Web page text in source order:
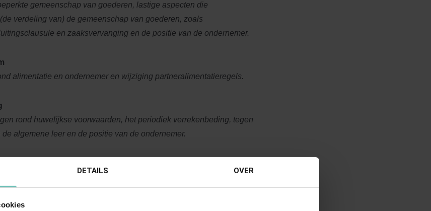
DETAILS OVER
gemeenschap van goederen, lastige aspecten die
verdeling van) de gemeenschap van goederen, zoals
en zaaksvervanging en de positie van de ondernemer.
alimentatie en ondernemer en wijziging partneralimentatieregels.
rond huwelijkse voorwaarden, het periodiek verrekenbeding, tegen
algemene leer en de positie van de ondernemer.
en doelgericht sturen in de communicatie
u opleveren?